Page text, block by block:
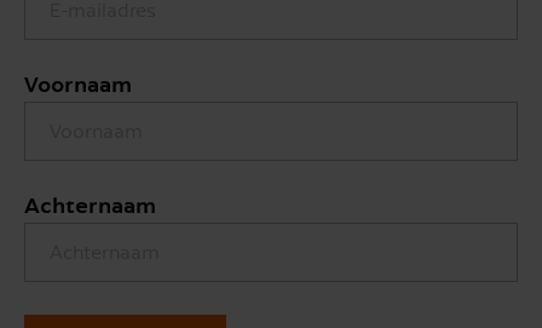
Voornaam
Achternaam